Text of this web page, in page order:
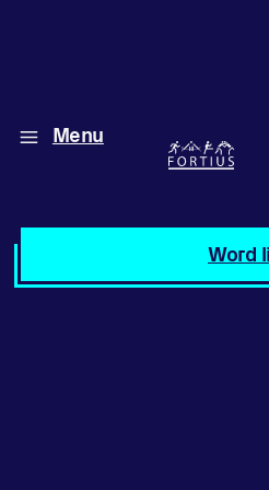
Menu
Word
Diverse
onder één dak
Atletiek